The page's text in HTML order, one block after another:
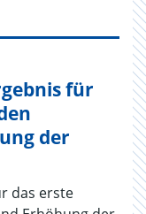
für
der
das erste